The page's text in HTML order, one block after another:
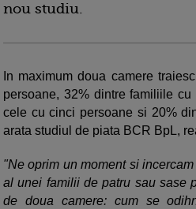
nou studiu.
In maximum doua camere
persoane, 32% dintre familiile
cele cu cinci persoane si 20%
arata studiul de piata BCR BpL,
"Ne oprim un moment si
al unei familii de patru sau sase
de doua camere: cum se